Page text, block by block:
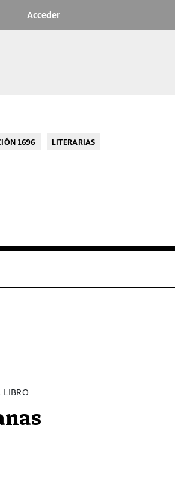
1696 LITERARIAS
LIBRO